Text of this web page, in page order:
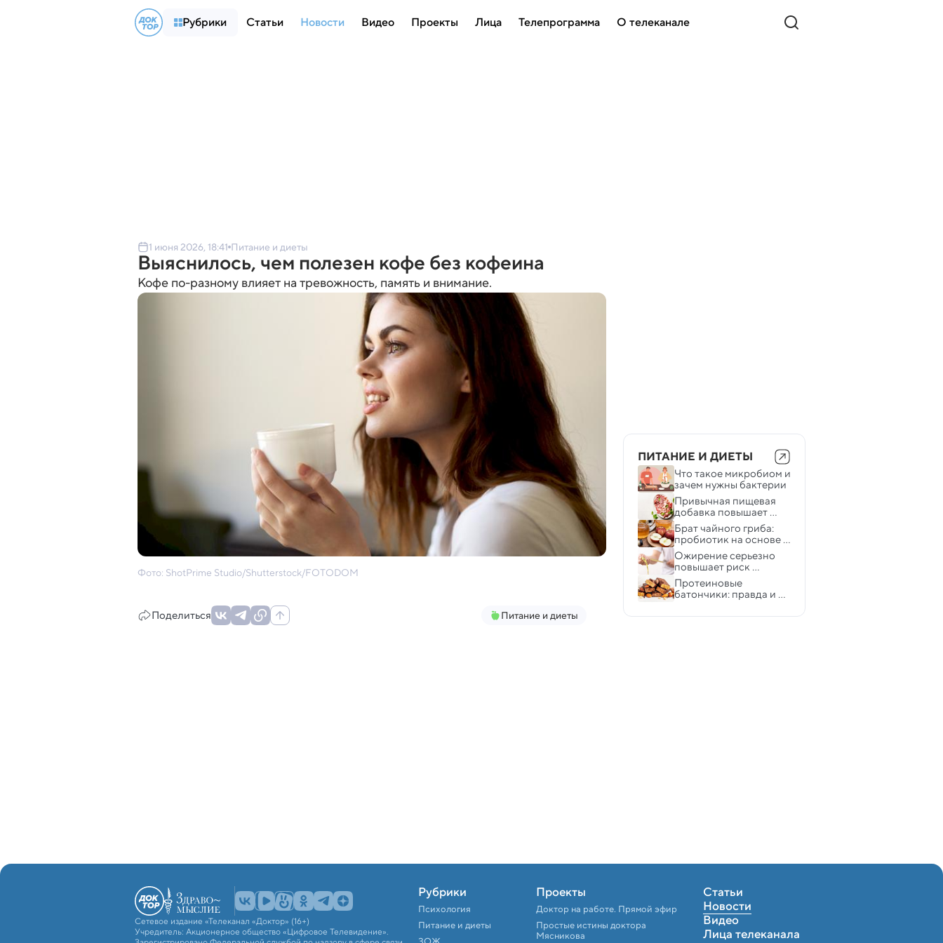
Рубрики Статьи Новости Видео Проекты Лица Телепрограмма О телеканале
1 июня 2026, 18:41 Питание и диеты
Выяснилось, чем полезен кофе без кофеина
Кофе по-разному влияет на тревожность, память и внимание.
Фото: ShotPrime Studio/Shutterstock/FOTODOM
Поделиться Питание и диеты
ПИТАНИЕ И ДИЕТЫ
Что такое микробиом и
зачем нужны бактерии
Привычная пищевая
добавка повышает
риск диабета и
воспалений — новые
данные
Брат чайного гриба:
пробиотик на основе
яблока улучшает
здоровье кишечника
Ожирение серьезно
повышает риск
колоректального рака
Протеиновые
батончики: правда и
Сетевое издание «Телеканал «Доктор» (16+)
Учредитель: Акционерное общество «Цифровое Телевидение».
Рубрики
Психология
Питание и диеты
Проекты
Доктор на работе. Прямой эфир
Простые истины доктора
Мясникова
Статьи
Новости
Видео
Лица телеканала